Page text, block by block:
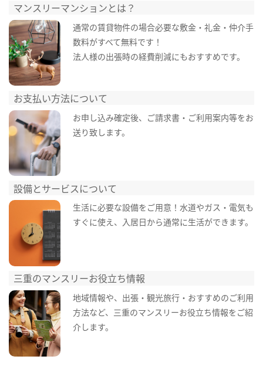
マンスリーマンションとは？
通常の賃貸物件の場合必要な敷金・礼金・仲介手
数料がすべて無料です！
法人様の出張時の経費削減にもおすすめです。
お支払い方法について
お申し込み確定後、ご請求書・ご利用案内等をお
送り致します。
設備とサービスについて
生活に必要な設備をご用意！水道やガス・電気も
すぐに使え、入居日から通常に生活ができます。
三重のマンスリーお役立ち情報
地域情報や、出張・観光旅行・おすすめのご利用
方法など、三重のマンスリーお役立ち情報をご紹
介します。